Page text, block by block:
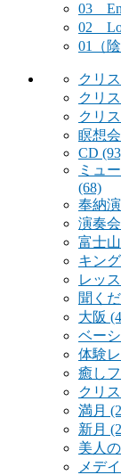
03
02
01（
クリ
クリ
クリ
瞑想会
CD
ミュ
(68)
奉納
演奏会
富士山
キン
レッ
聞く
大阪
ベー
体験
癒し
クリ
満月
新月
美人
メデ